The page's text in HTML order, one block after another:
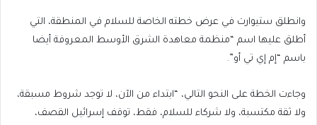
وانطلق ستيوارت في عرض خطته الخاصة للسلام في المنطقة، التي
أطلق عليها اسم “منظمة معاهدة الشرق الأوسط المعروفة أيضا
باسم “إم إي تي أو”.
وجاءت الخطة على النحو التالي، “ابتداء من الآن، لا توجد شروط مسبقة،
ولا ثقة مكتسبة، ولا شركاء للسلام، فقط، توقف إسرائيل القصف،